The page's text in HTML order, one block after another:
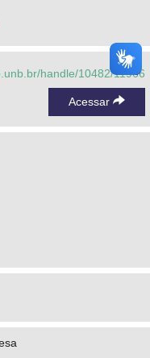
handle/10482/11966
Acessar